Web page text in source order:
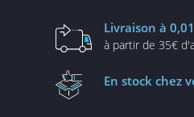
Livraison à
à partir de 35€
En stock chez